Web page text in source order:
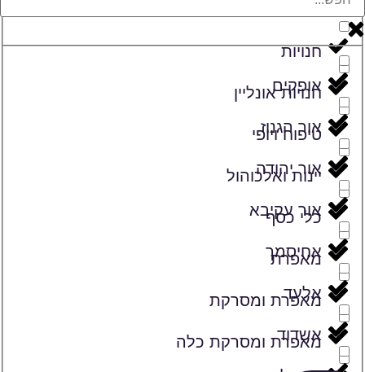
זמרים
חנויות
חנויות אונליין
טיפוח ויופי
יינות ואלכוהול
כלי כסף
מאפרת
מאפרת ומסרקת
מאפרת ומסרקת כלה
אופקים
אור הגנוז
אור יהודה
אור עקיבא
אחיסמך
אלעד
אשדוד